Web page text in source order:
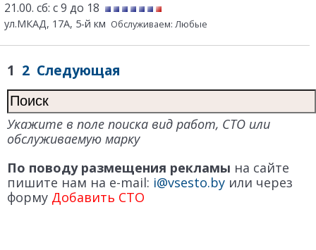
21.00. сб: с 9 до 18
ул.МКАД, 17А, 5-й км Обслуживаем: Любые
1 2 Следующая
Укажите в поле поиска вид работ, СТО или
обслуживаемую марку
По поводу размещения рекламы на сайте
пишите нам на e-mail: i@vsesto.by или через
форму Добавить СТО